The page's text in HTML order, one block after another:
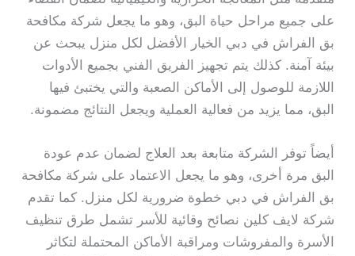
على جميع مراحل حياة البق، وهو ما يجعل شركة مكافحة
بق الفراش في دبي الخيار الأفضل لكل منزل يبحث عن
بيئة آمنة. كذلك يتم تجهيز الفريق الفني بجميع الأدوات
اللازمة للوصول إلى الأماكن الصعبة والتي يختبئ فيها
البق، مما يزيد من فعالية العملية ويجعل النتائج مضمونة.
أيضاً توفر الشركة متابعة بعد العلاج لضمان عدم عودة
البق مرة أخرى، وهو ما يجعل الاعتماد على شركة مكافحة
بق الفراش في دبي خطوة ضرورية لكل منزل. كما تقدم
شركة لايف كلين نصائح وقائية للأسر تشمل طرق تنظيف
الأسرة والمفروشات ومراقبة الأماكن المحتملة لتكاثر